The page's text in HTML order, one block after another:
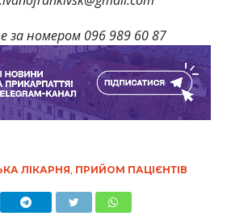
за номером 096 989 60 87
ЛІКАРНЯ, ПРИЙОМ ПАЦІЄНТІВ